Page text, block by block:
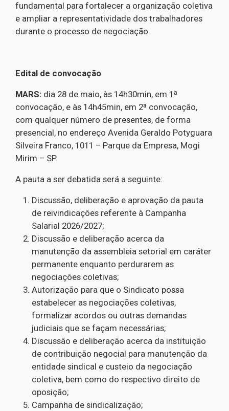
fundamental para fortalecer a organização coletiva
e ampliar a representatividade dos trabalhadores
durante o processo de negociação.
Edital de convocação
MARS: dia 28 de maio, às 14h30min, em 1ª
convocação, e às 14h45min, em 2ª convocação,
com qualquer número de presentes, de forma
presencial, no endereço Avenida Geraldo Potyguara
Silveira Franco, 1011 – Parque da Empresa, Mogi
Mirim – SP.
A pauta a ser debatida será a seguinte:
Discussão, deliberação e aprovação da pauta
de reivindicações referente à Campanha
Salarial 2026/2027;
Discussão e deliberação acerca da
manutenção da assembleia setorial em caráter
permanente enquanto perdurarem as
negociações coletivas;
Autorização para que o Sindicato possa
estabelecer as negociações coletivas,
formalizar acordos ou outras demandas
judiciais que se façam necessárias;
Discussão e deliberação acerca da instituição
de contribuição negocial para manutenção da
entidade sindical e custeio da negociação
coletiva, bem como do respectivo direito de
oposição;
Campanha de sindicalização;